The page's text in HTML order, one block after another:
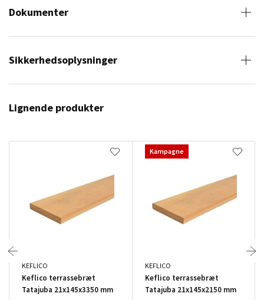
Dokumenter
Sikkerhedsoplysninger
Lignende produkter
KEFLICO
Keflico terrassebræt
Tatajuba 21x145x3350 mm
Kampagne
KEFLICO
Keflico terrassebræt
Tatajuba 21x145x2150 mm